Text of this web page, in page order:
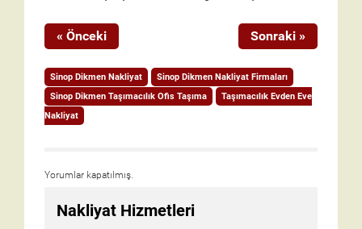
« Önceki Sonraki »
Sinop Dikmen Nakliyat
Sinop Dikmen Nakliyat Firmaları
Sinop Dikmen Taşımacılık Ofis Taşıma
Taşımacılık Evden Eve
Nakliyat
Yorumlar kapatılmış.
Nakliyat Hizmetleri